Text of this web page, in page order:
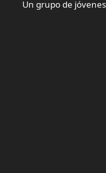
Un grupo de